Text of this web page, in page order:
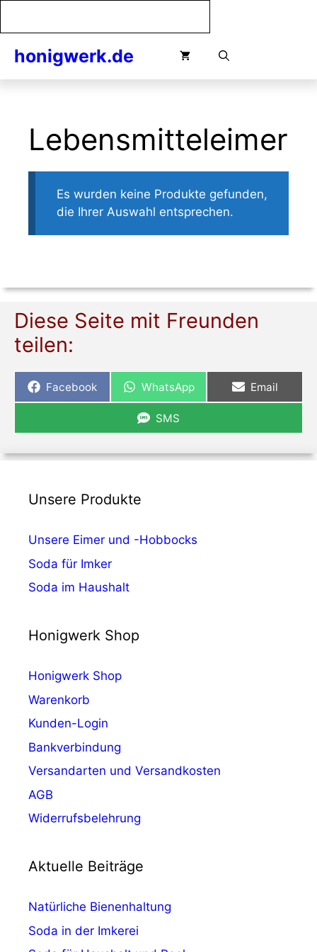
honigwerk.de
Lebensmitteleimer
Es wurden keine Produkte gefunden,
die Ihrer Auswahl entsprechen.
Diese Seite mit Freunden
teilen:
Share
Facebook Share
WhatsApp Share
Email
Share
SMS
Unsere Produkte
Unsere Eimer und -Hobbocks
Soda für Imker
Soda im Haushalt
Honigwerk Shop
Honigwerk Shop
Warenkorb
Kunden-Login
Bankverbindung
Versandarten und Versandkosten
AGB
Widerrufsbelehrung
Aktuelle Beiträge
Natürliche Bienenhaltung
Soda in der Imkerei